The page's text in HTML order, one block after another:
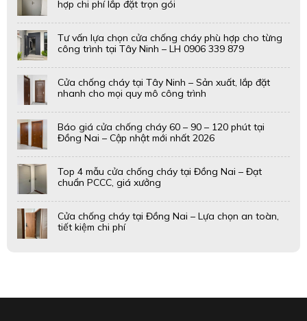
hợp chi phí lắp đặt trọn gói
Tư vấn lựa chọn cửa chống cháy phù hợp cho từng
công trình tại Tây Ninh – LH 0906 339 879
Cửa chống cháy tại Tây Ninh – Sản xuất, lắp đặt
nhanh cho mọi quy mô công trình
Báo giá cửa chống cháy 60 – 90 – 120 phút tại
Đồng Nai – Cập nhật mới nhất 2026
Top 4 mẫu cửa chống cháy tại Đồng Nai – Đạt
chuẩn PCCC, giá xưởng
Cửa chống cháy tại Đồng Nai – Lựa chọn an toàn,
tiết kiệm chi phí